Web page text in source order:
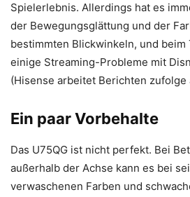
Spielerlebnis. Allerdings hat es
der Bewegungsglättung und der
bestimmten Blickwinkeln, und
einige Streaming-Probleme mit
(Hisense arbeitet Berichten zufolge
Ein paar Vorbehalte
Das U75QG ist nicht perfekt. Bei
außerhalb der Achse kann es bei
verwaschenen Farben und